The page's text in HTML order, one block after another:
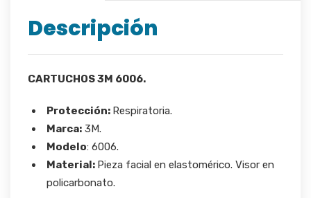
Descripción
CARTUCHOS 3M 6006.
Protección: Respiratoria.
Marca: 3M.
Modelo: 6006.
Material: Pieza facial en elastomérico. Visor en
policarbonato.